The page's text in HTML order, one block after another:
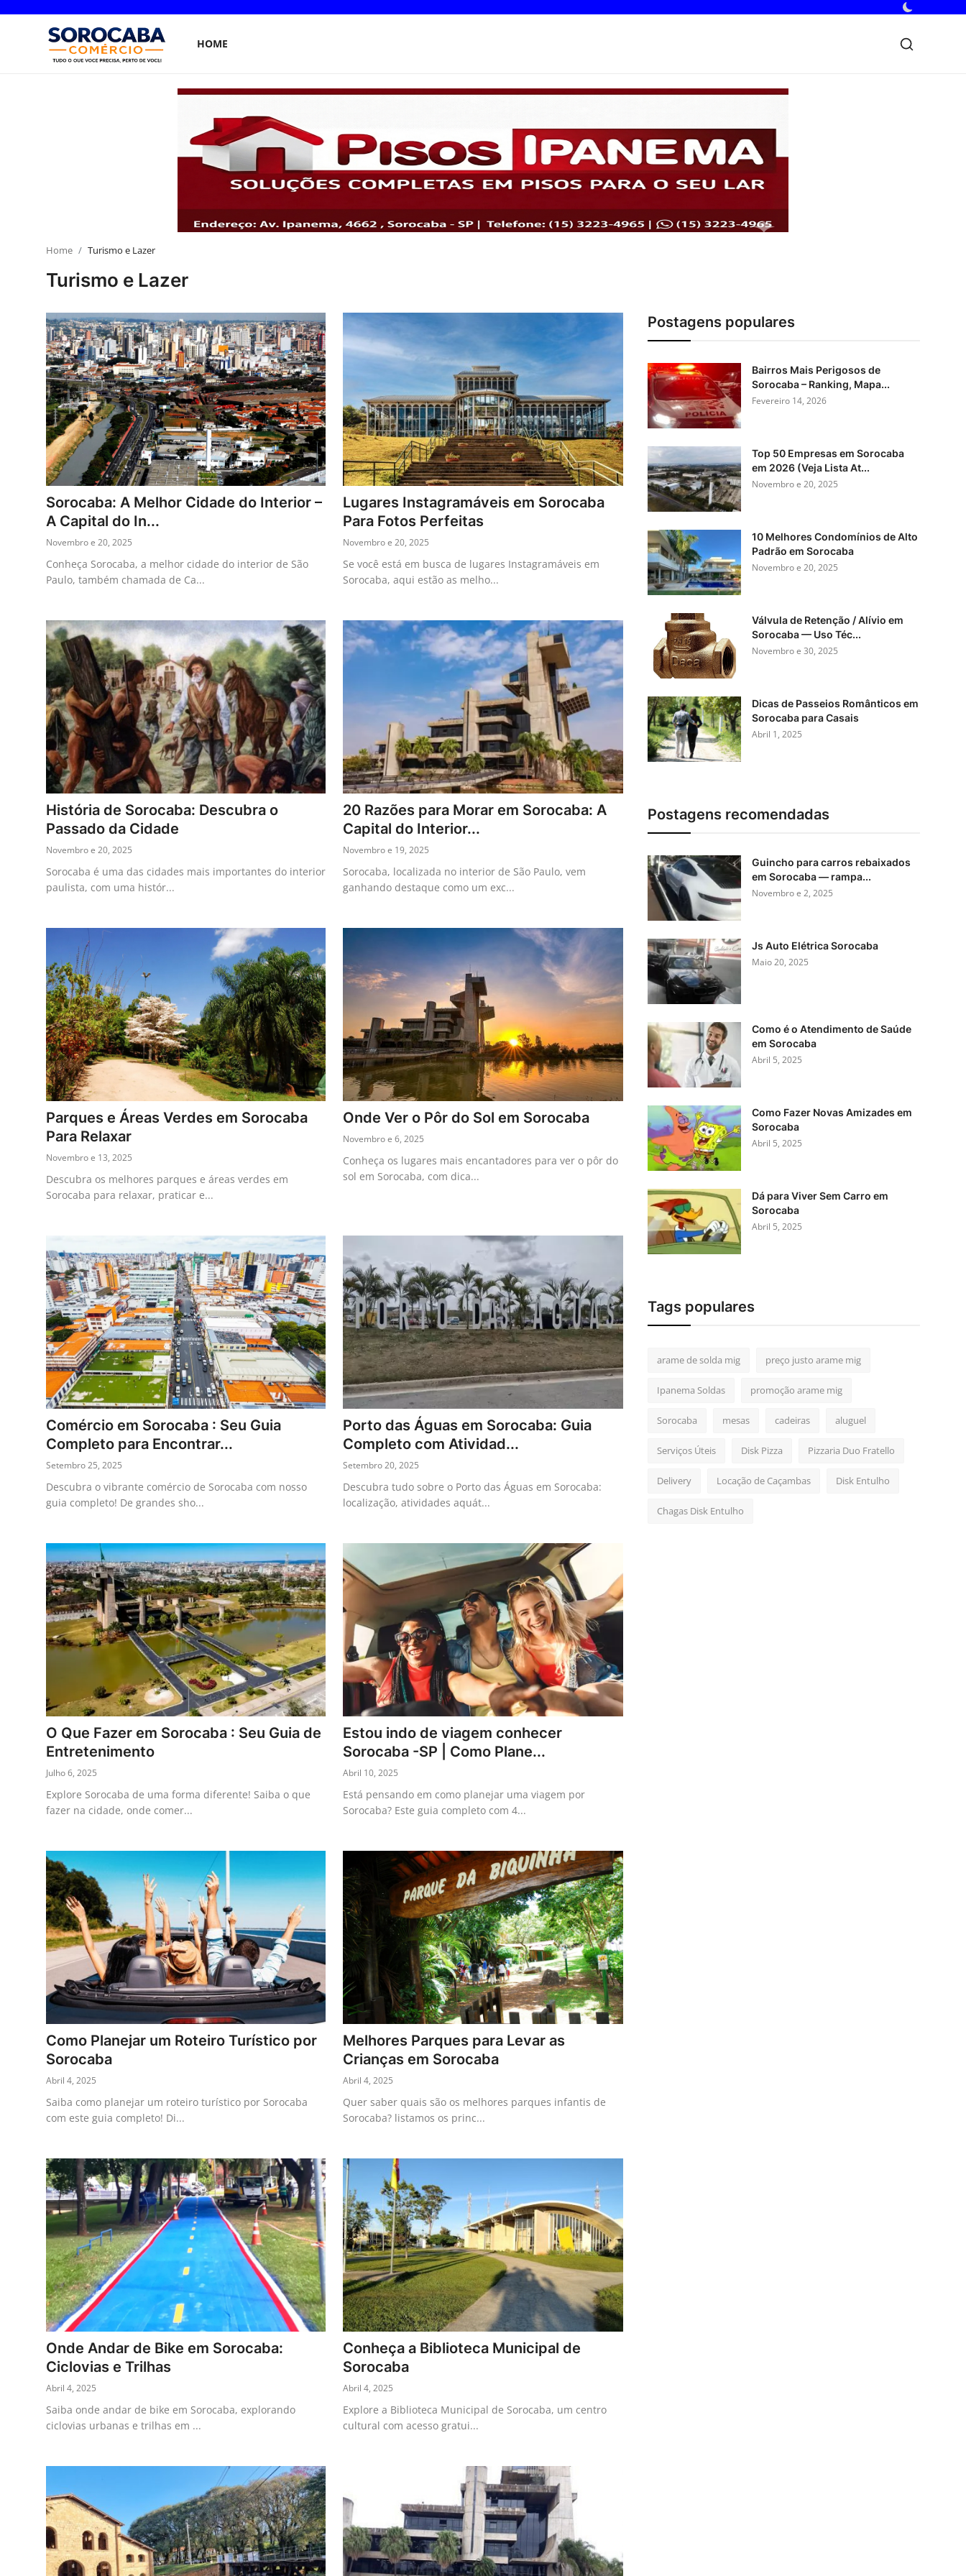
HOME
Home Turismo e Lazer
Turismo e Lazer
Sorocaba: A Melhor Cidade do Interior –
A Capital do In...
Novembro e 20, 2025
Conheça Sorocaba, a melhor cidade do interior de São
Paulo, também chamada de Ca...
Lugares Instagramáveis em Sorocaba
Para Fotos Perfeitas
Novembro e 20, 2025
Se você está em busca de lugares Instagramáveis em
Sorocaba, aqui estão as melho...
História de Sorocaba: Descubra o
Passado da Cidade
Novembro e 20, 2025
Sorocaba é uma das cidades mais importantes do interior
paulista, com uma histór...
20 Razões para Morar em Sorocaba: A
Capital do Interior...
Novembro e 19, 2025
Sorocaba, localizada no interior de São Paulo, vem
ganhando destaque como um exc...
Parques e Áreas Verdes em Sorocaba
Para Relaxar
Novembro e 13, 2025
Descubra os melhores parques e áreas verdes em
Sorocaba para relaxar, praticar e...
Onde Ver o Pôr do Sol em Sorocaba
Novembro e 6, 2025
Conheça os lugares mais encantadores para ver o pôr do
sol em Sorocaba, com dica...
Comércio em Sorocaba : Seu Guia
Completo para Encontrar...
Setembro 25, 2025
Descubra o vibrante comércio de Sorocaba com nosso
guia completo! De grandes sho...
Porto das Águas em Sorocaba: Guia
Completo com Atividad...
Setembro 20, 2025
Descubra tudo sobre o Porto das Águas em Sorocaba:
localização, atividades aquát...
O Que Fazer em Sorocaba : Seu Guia de
Entretenimento
Julho 6, 2025
Explore Sorocaba de uma forma diferente! Saiba o que
fazer na cidade, onde comer...
Estou indo de viagem conhecer
Sorocaba -SP | Como Plane...
Abril 10, 2025
Está pensando em como planejar uma viagem por
Sorocaba? Este guia completo com 4...
Como Planejar um Roteiro Turístico por
Sorocaba
Abril 4, 2025
Saiba como planejar um roteiro turístico por Sorocaba
com este guia completo! Di...
Melhores Parques para Levar as
Crianças em Sorocaba
Abril 4, 2025
Quer saber quais são os melhores parques infantis de
Sorocaba? listamos os princ...
Onde Andar de Bike em Sorocaba:
Ciclovias e Trilhas
Abril 4, 2025
Saiba onde andar de bike em Sorocaba, explorando
ciclovias urbanas e trilhas em ...
Conheça a Biblioteca Municipal de
Sorocaba
Abril 4, 2025
Explore a Biblioteca Municipal de Sorocaba, um centro
cultural com acesso gratui...
Postagens populares
Bairros Mais Perigosos de
Sorocaba – Ranking, Mapa...
Fevereiro 14, 2026
Top 50 Empresas em Sorocaba
em 2026 (Veja Lista At...
Novembro e 20, 2025
10 Melhores Condomínios de Alto
Padrão em Sorocaba
Novembro e 20, 2025
Válvula de Retenção / Alívio em
Sorocaba — Uso Téc...
Novembro e 30, 2025
Dicas de Passeios Românticos em
Sorocaba para Casais
Abril 1, 2025
Postagens recomendadas
Guincho para carros rebaixados
em Sorocaba — rampa...
Novembro e 2, 2025
Js Auto Elétrica Sorocaba
Maio 20, 2025
Como é o Atendimento de Saúde
em Sorocaba
Abril 5, 2025
Como Fazer Novas Amizades em
Sorocaba
Abril 5, 2025
Dá para Viver Sem Carro em
Sorocaba
Abril 5, 2025
Tags populares
arame de solda mig preço justo arame mig
Ipanema Soldas promoção arame mig
Sorocaba mesas cadeiras aluguel
Serviços Úteis Disk Pizza Pizzaria Duo Fratello
Delivery Locação de Caçambas Disk Entulho
Chagas Disk Entulho